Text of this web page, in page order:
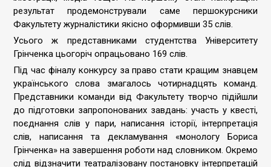
результат продемонстрували саме першокурсники
Факультету журналістики якісно оформивши 35 слів.
Усього ж представниками студентства Університету
Грінченка цьогоріч опрацьовано 169 слів.
Під час фіналу конкурсу за право стати кращим знавцем
українського слова змагалось чотирнадцять команд.
Представники команди від Факультету творчо підійшли
до підготовки запропонованих завдань: участь у квесті,
поєднання слів у пари, написання історії, інтерпретація
слів, написання та декламування «монологу Бориса
Грінченка» на завершення роботи над словником. Окремо
слід відзначити театралізовану постановку інтерпретацій